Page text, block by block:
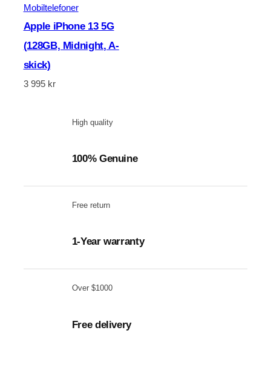
Mobiltelefoner
Apple iPhone 13 5G
(128GB, Midnight, A-
skick)
3 995 kr
High quality
100% Genuine
Free return
1-Year warranty
Over $1000
Free delivery